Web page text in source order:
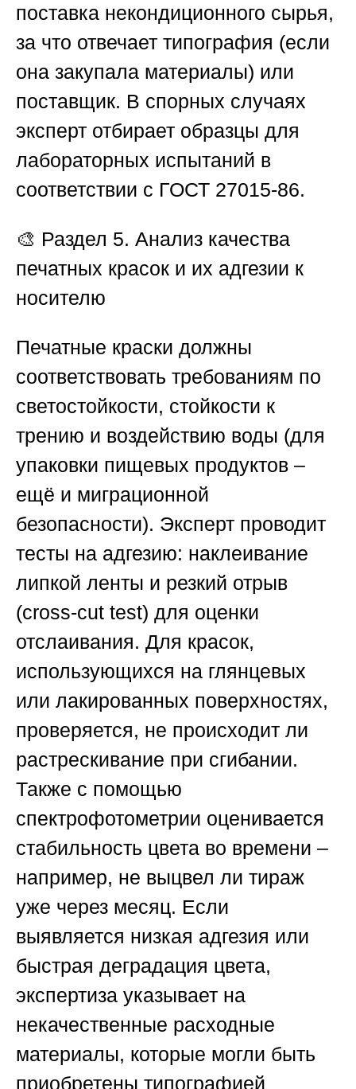
поставка некондиционного сырья,
за что отвечает типография (если
она закупала материалы) или
поставщик. В спорных случаях
эксперт отбирает образцы для
лабораторных испытаний в
соответствии с ГОСТ 27015-86.
🎨 Раздел 5. Анализ качества
печатных красок и их адгезии к
носителю
Печатные краски должны
соответствовать требованиям по
светостойкости, стойкости к
трению и воздействию воды (для
упаковки пищевых продуктов –
ещё и миграционной
безопасности). Эксперт проводит
тесты на адгезию: наклеивание
липкой ленты и резкий отрыв
(cross-cut test) для оценки
отслаивания. Для красок,
использующихся на глянцевых
или лакированных поверхностях,
проверяется, не происходит ли
растрескивание при сгибании.
Также с помощью
спектрофотометрии оценивается
стабильность цвета во времени –
например, не выцвел ли тираж
уже через месяц. Если
выявляется низкая адгезия или
быстрая деградация цвета,
экспертиза указывает на
некачественные расходные
материалы, которые могли быть
приобретены типографией